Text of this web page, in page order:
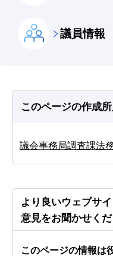
議員情報
このページの作成
議会事務局調査課法
より良いウェブサ
意見をお聞かせく
このページの情報は